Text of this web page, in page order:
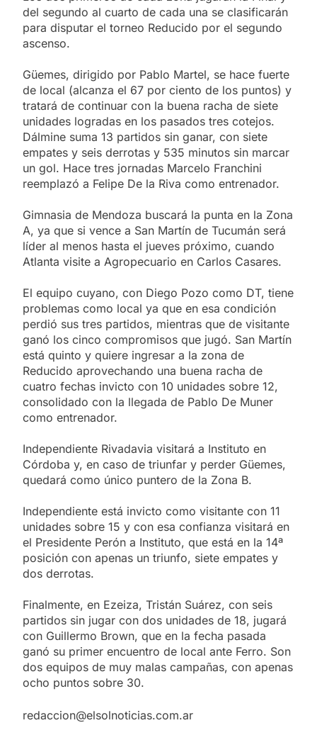
del segundo al cuarto de cada una se clasificarán
para disputar el torneo Reducido por el segundo
ascenso.
Güemes, dirigido por Pablo Martel, se hace fuerte
de local (alcanza el 67 por ciento de los puntos) y
tratará de continuar con la buena racha de siete
unidades logradas en los pasados tres cotejos.
Dálmine suma 13 partidos sin ganar, con siete
empates y seis derrotas y 535 minutos sin marcar
un gol. Hace tres jornadas Marcelo Franchini
reemplazó a Felipe De la Riva como entrenador.
Gimnasia de Mendoza buscará la punta en la Zona
A, ya que si vence a San Martín de Tucumán será
líder al menos hasta el jueves próximo, cuando
Atlanta visite a Agropecuario en Carlos Casares.
El equipo cuyano, con Diego Pozo como DT, tiene
problemas como local ya que en esa condición
perdió sus tres partidos, mientras que de visitante
ganó los cinco compromisos que jugó. San Martín
está quinto y quiere ingresar a la zona de
Reducido aprovechando una buena racha de
cuatro fechas invicto con 10 unidades sobre 12,
consolidado con la llegada de Pablo De Muner
como entrenador.
Independiente Rivadavia visitará a Instituto en
Córdoba y, en caso de triunfar y perder Güemes,
quedará como único puntero de la Zona B.
Independiente está invicto como visitante con 11
unidades sobre 15 y con esa confianza visitará en
el Presidente Perón a Instituto, que está en la 14ª
posición con apenas un triunfo, siete empates y
dos derrotas.
Finalmente, en Ezeiza, Tristán Suárez, con seis
partidos sin jugar con dos unidades de 18, jugará
con Guillermo Brown, que en la fecha pasada
ganó su primer encuentro de local ante Ferro. Son
dos equipos de muy malas campañas, con apenas
ocho puntos sobre 30.
redaccion@elsolnoticias.com.ar